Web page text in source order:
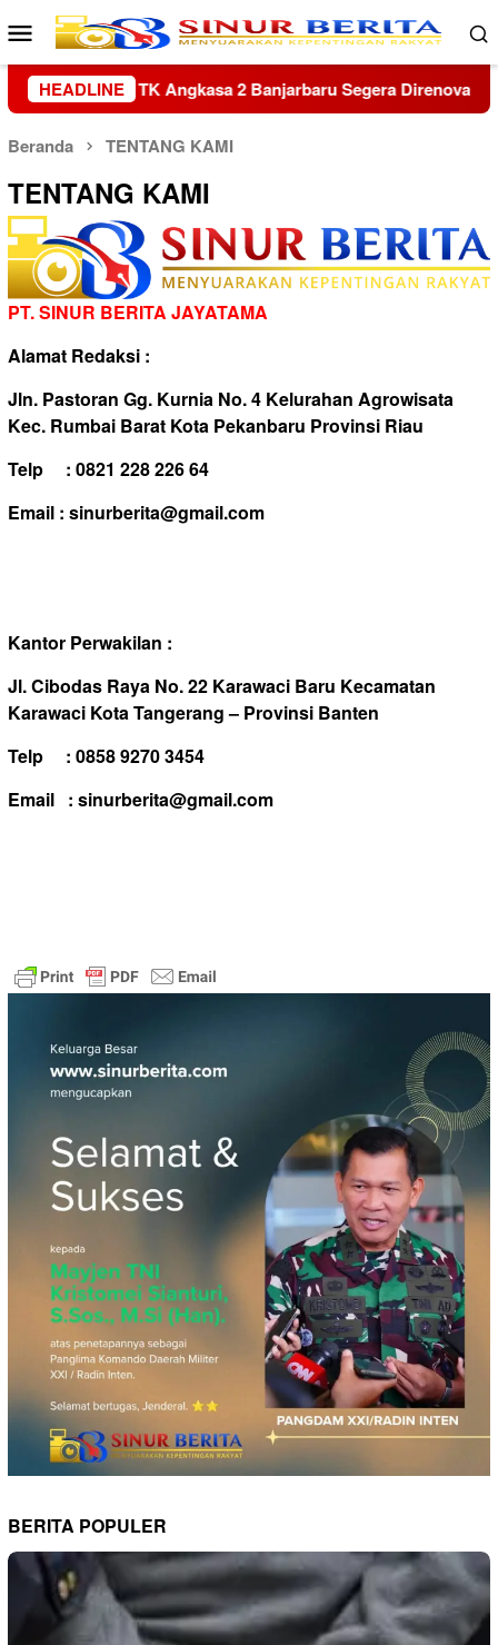
Loncat
ke
konten
Menu
Mobile
HEADLINE Kapolres Sambas Silaturahmi ke Keraton
Beranda TENTANG KAMI
TENTANG KAMI
PT. SINUR BERITA JAYATAMA
Alamat Redaksi :
Jln. Pastoran Gg. Kurnia No. 4 Kelurahan Agrowisata
Kec. Rumbai Barat Kota Pekanbaru Provinsi Riau
Telp : 0821 228 226 64
Email : sinurberita@gmail.com
Kantor Perwakilan :
Jl. Cibodas Raya No. 22 Karawaci Baru Kecamatan
Karawaci Kota Tangerang – Provinsi Banten
Telp : 0858 9270 3454
Email : sinurberita@gmail.com
BERITA POPULER